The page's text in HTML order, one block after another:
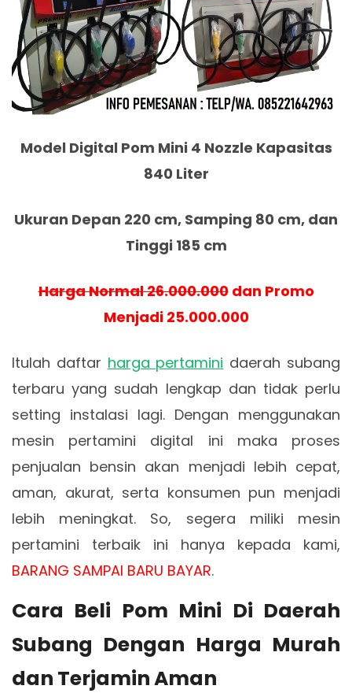
Model Digital Pom Mini 4 Nozzle Kapasitas
840 Liter
Ukuran Depan 220 cm, Samping 80 cm, dan
Tinggi 185 cm
Harga Normal 26.000.000dan Promo
Menjadi 25.000.000
Itulah daftar harga pertamini daerah subang
terbaru yang sudah lengkap dan tidak perlu
setting instalasi lagi. Dengan menggunakan
mesin pertamini digital ini maka proses
penjualan bensin akan menjadi lebih cepat,
aman, akurat, serta konsumen pun menjadi
lebih meningkat. So, segera miliki mesin
pertamini terbaik ini hanya kepada kami,
BARANG SAMPAI BARU BAYAR.
Cara Beli Pom Mini Di Daerah
Subang Dengan Harga Murah
dan Terjamin Aman